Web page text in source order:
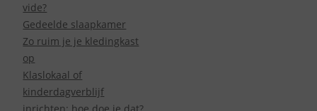
vide?
Gedeelde slaapkamer
Zo ruim je je kledingkast
op
Klaslokaal of
kinderdagverblijf